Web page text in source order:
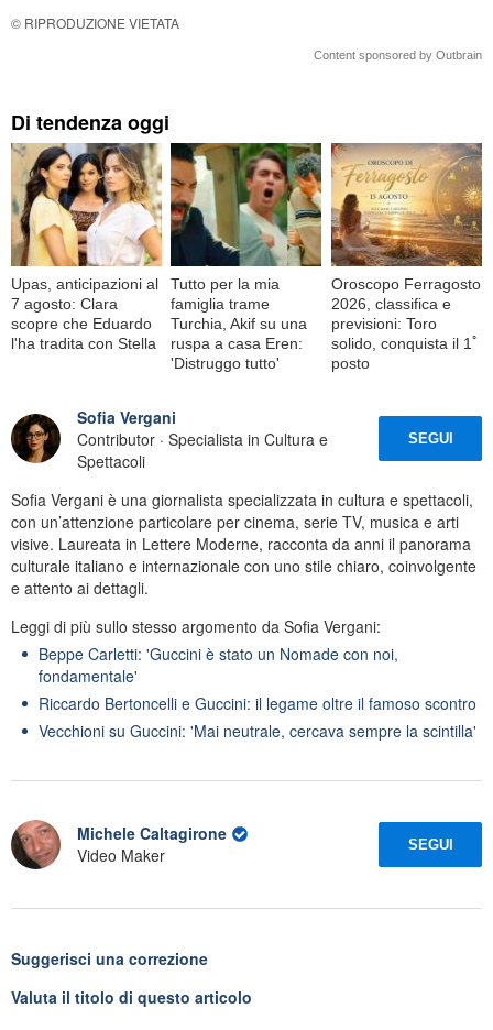
© RIPRODUZIONE VIETATA
Content sponsored by Outbrain
Di tendenza oggi
Upas, anticipazioni al
7 agosto: Clara
scopre che Eduardo
l'ha tradita con Stella
Tutto per la mia
famiglia trame
Turchia, Akif su una
ruspa a casa Eren:
'Distruggo tutto'
Oroscopo Ferragosto
2026, classifica e
previsioni: Toro
solido, conquista il 1ﾟ
posto
Sofia Vergani
Contributor · Specialista in Cultura e
Spettacoli
SEGUI
Sofia Vergani è una giornalista specializzata in cultura e spettacoli,
con un’attenzione particolare per cinema, serie TV, musica e arti
visive. Laureata in Lettere Moderne, racconta da anni il panorama
culturale italiano e internazionale con uno stile chiaro, coinvolgente
e attento ai dettagli.
Leggi di più sullo stesso argomento da Sofia Vergani:
Beppe Carletti: 'Guccini è stato un Nomade con noi,
fondamentale'
Riccardo Bertoncelli e Guccini: il legame oltre il famoso scontro
Vecchioni su Guccini: 'Mai neutrale, cercava sempre la scintilla'
Michele Caltagirone
Video Maker
SEGUI
Suggerisci una correzione
Valuta il titolo di questo articolo